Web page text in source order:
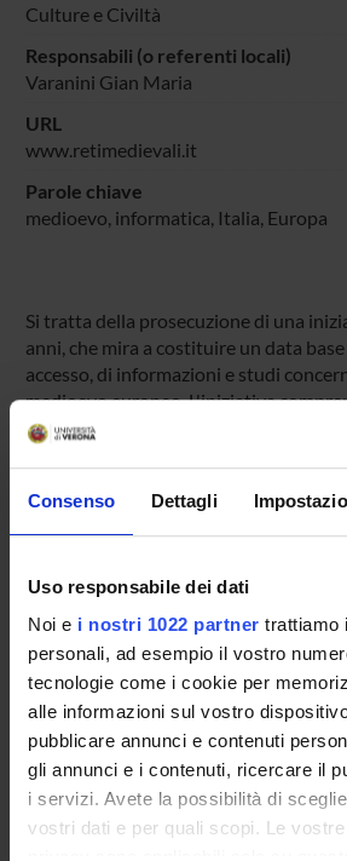
Consenso Dettagli
Uso responsabile dei dati
Noi e i nostri 1022 partner trattiamo
personali, ad esempio il vostro
tecnologie come i cookie per
alle informazioni sul vostro
pubblicare annunci e contenuti
gli annunci e i contenuti, ricercare il
i servizi. Avete la possibilità di
vostri dati e per quali scopi. Le
Culture e Civiltà
Responsabili (o referenti locali)
Varanini Gian Maria
URL
www.retimedievali.it
Parole chiave
medioevo, informatica, Italia, Europa
Si tratta della prosecuzione di una
anni, che mira a costituire un data
accesso, di informazioni e studi
medioevo europeo. L'iniziativa
"Biblioteca", nel quale più
della redazione veronese del sito, e
ATTIVITÀ
AREE DI RICERCA